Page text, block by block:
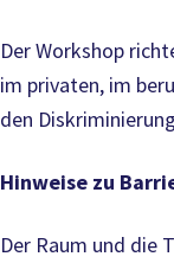
Der Workshop
im privaten, im
den
Hinweise zu
Der Raum und die